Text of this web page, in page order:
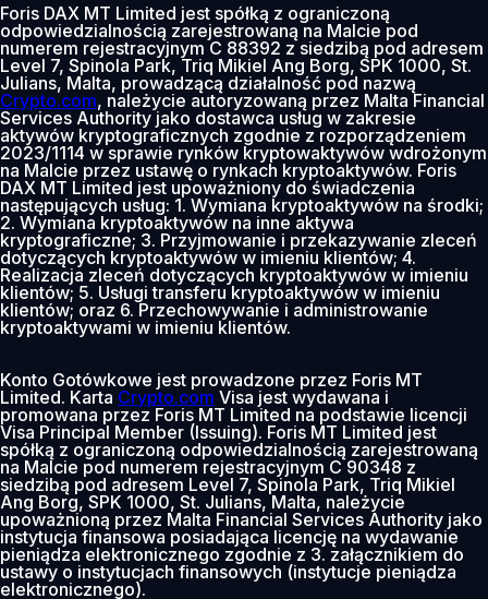
Foris DAX MT Limited jest spółką z ograniczoną
odpowiedzialnością zarejestrowaną na Malcie pod
numerem rejestracyjnym C 88392 z siedzibą pod adresem
Level 7, Spinola Park, Triq Mikiel Ang Borg, SPK 1000, St.
Julians, Malta, prowadzącą działalność pod nazwą
Crypto.com, należycie autoryzowaną przez Malta Financial
Services Authority jako dostawca usług w zakresie
aktywów kryptograficznych zgodnie z rozporządzeniem
2023/1114 w sprawie rynków kryptowaktywów wdrożonym
na Malcie przez ustawę o rynkach kryptoaktywów. Foris
DAX MT Limited jest upoważniony do świadczenia
następujących usług: 1. Wymiana kryptoaktywów na środki;
2. Wymiana kryptoaktywów na inne aktywa
kryptograficzne; 3. Przyjmowanie i przekazywanie zleceń
dotyczących kryptoaktywów w imieniu klientów; 4.
Realizacja zleceń dotyczących kryptoaktywów w imieniu
klientów; 5. Usługi transferu kryptoaktywów w imieniu
klientów; oraz 6. Przechowywanie i administrowanie
kryptoaktywami w imieniu klientów.
Konto Gotówkowe jest prowadzone przez Foris MT
Limited. Karta Crypto.com Visa jest wydawana i
promowana przez Foris MT Limited na podstawie licencji
Visa Principal Member (Issuing). Foris MT Limited jest
spółką z ograniczoną odpowiedzialnością zarejestrowaną
na Malcie pod numerem rejestracyjnym C 90348 z
siedzibą pod adresem Level 7, Spinola Park, Triq Mikiel
Ang Borg, SPK 1000, St. Julians, Malta, należycie
upoważnioną przez Malta Financial Services Authority jako
instytucja finansowa posiadająca licencję na wydawanie
pieniądza elektronicznego zgodnie z 3. załącznikiem do
ustawy o instytucjach finansowych (instytucje pieniądza
elektronicznego).